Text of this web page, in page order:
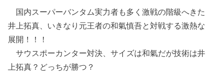
国内スーパーバンタム実力者も多く激戦の階級へきた
井上拓真、いきなり元王者の和氣慎吾と対戦する激熱な
展開！！！
サウスポーカンター対決、サイズは和氣だが技術は井
上拓真？どっちが勝つ？